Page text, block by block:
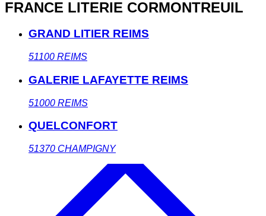
FRANCE LITERIE CORMONTREUIL
GRAND LITIER REIMS
51100 REIMS
GALERIE LAFAYETTE REIMS
51000 REIMS
QUELCONFORT
51370 CHAMPIGNY